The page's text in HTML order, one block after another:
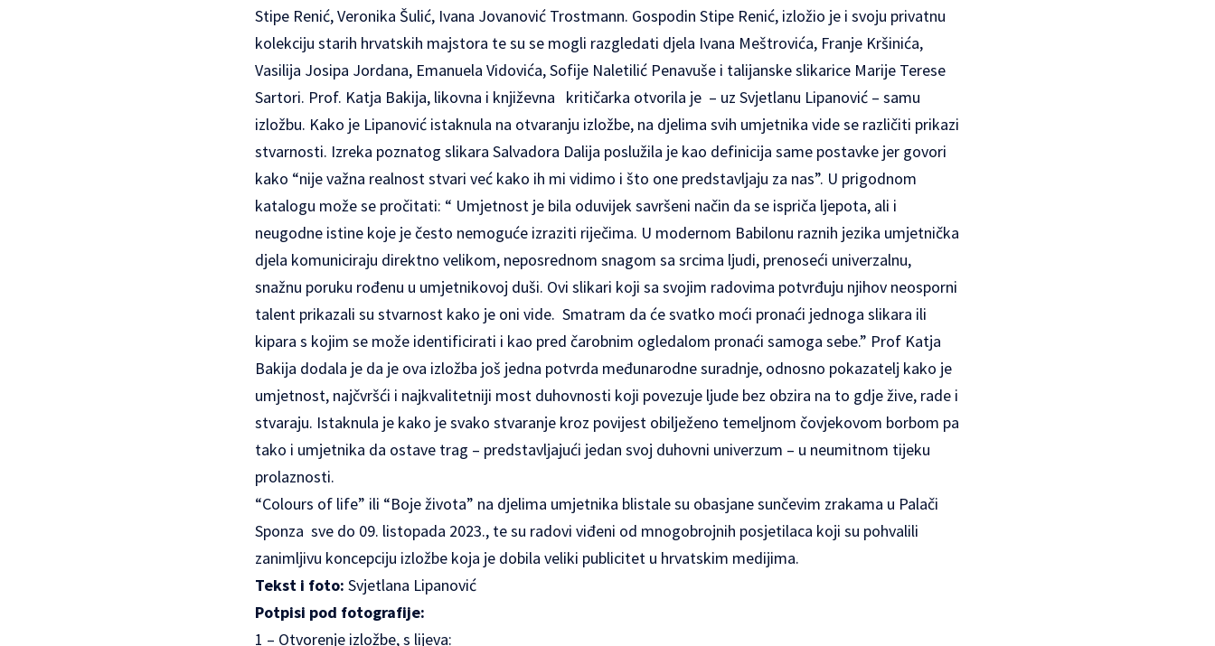
Stipe Renić, Veronika Šulić, Ivana Jovanović Trostmann. Gospodin Stipe Renić, izložio je i svoju privatnu
kolekciju starih hrvatskih majstora te su se mogli razgledati djela Ivana Meštrovića, Franje Kršinića,
Vasilija Josipa Jordana, Emanuela Vidovića, Sofije Naletilić Penavuše i talijanske slikarice Marije Terese
Sartori. Prof. Katja Bakija, likovna i književna kritičarka otvorila je – uz Svjetlanu Lipanović – samu
izložbu. Kako je Lipanović istaknula na otvaranju izložbe, na djelima svih umjetnika vide se različiti prikazi
stvarnosti. Izreka poznatog slikara Salvadora Dalija poslužila je kao definicija same postavke jer govori
kako “nije važna realnost stvari već kako ih mi vidimo i što one predstavljaju za nas”. U prigodnom
katalogu može se pročitati: “ Umjetnost je bila oduvijek savršeni način da se ispriča ljepota, ali i
neugodne istine koje je često nemoguće izraziti riječima. U modernom Babilonu raznih jezika umjetnička
djela komuniciraju direktno velikom, neposrednom snagom sa srcima ljudi, prenoseći univerzalnu,
snažnu poruku rođenu u umjetnikovoj duši. Ovi slikari koji sa svojim radovima potvrđuju njihov neosporni
talent prikazali su stvarnost kako je oni vide. Smatram da će svatko moći pronaći jednoga slikara ili
kipara s kojim se može identificirati i kao pred čarobnim ogledalom pronaći samoga sebe.” Prof Katja
Bakija dodala je da je ova izložba još jedna potvrda međunarodne suradnje, odnosno pokazatelj kako je
umjetnost, najčvršći i najkvalitetniji most duhovnosti koji povezuje ljude bez obzira na to gdje žive, rade i
stvaraju. Istaknula je kako je svako stvaranje kroz povijest obilježeno temeljnom čovjekovom borbom pa
tako i umjetnika da ostave trag – predstavljajući jedan svoj duhovni univerzum – u neumitnom tijeku
prolaznosti.
“Colours of life” ili “Boje života” na djelima umjetnika blistale su obasjane sunčevim zrakama u Palači
Sponza sve do 09. listopada 2023., te su radovi viđeni od mnogobrojnih posjetilaca koji su pohvalili
zanimljivu koncepciju izložbe koja je dobila veliki publicitet u hrvatskim medijima.
Tekst i foto: Svjetlana Lipanović
Potpisi pod fotografije:
1 – Otvorenje izložbe, s lijeva: